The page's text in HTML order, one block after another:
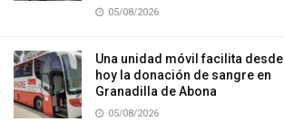
05/08/2026
Una unidad móvil facilita desde
hoy la donación de sangre en
Granadilla de Abona
05/08/2026